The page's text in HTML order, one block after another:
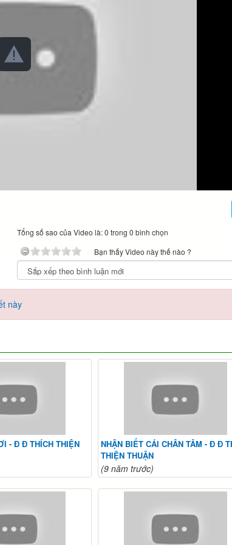
Tổng số sao của Video là: 0 trong 0 bình chọn
Bạn thấy Video này thế nào ?
này
- Đ Đ THÍCH THIỆN
NHẬN BIẾT CÁI CHÂN TÂM - Đ Đ
THIỆN THUẬN
(9 năm trước)